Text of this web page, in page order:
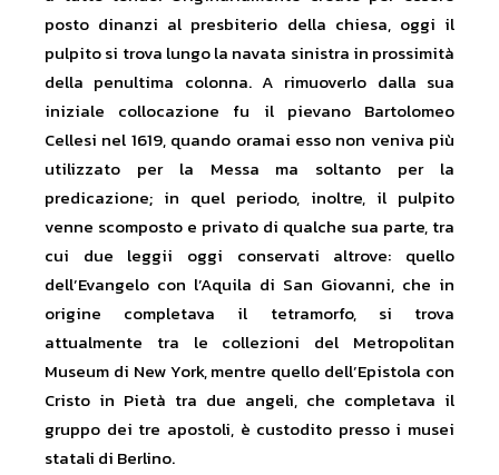
posto dinanzi al presbiterio della chiesa, oggi il
pulpito si trova lungo la navata sinistra in prossimità
della penultima colonna. A rimuoverlo dalla sua
iniziale collocazione fu il pievano Bartolomeo
Cellesi nel 1619, quando oramai esso non veniva più
utilizzato per la Messa ma soltanto per la
predicazione; in quel periodo, inoltre, il pulpito
venne scomposto e privato di qualche sua parte, tra
cui due leggii oggi conservati altrove: quello
dell’Evangelo con l’Aquila di San Giovanni, che in
origine completava il tetramorfo, si trova
attualmente tra le collezioni del Metropolitan
Museum di New York, mentre quello dell’Epistola con
Cristo in Pietà tra due angeli, che completava il
gruppo dei tre apostoli, è custodito presso i musei
statali di Berlino.